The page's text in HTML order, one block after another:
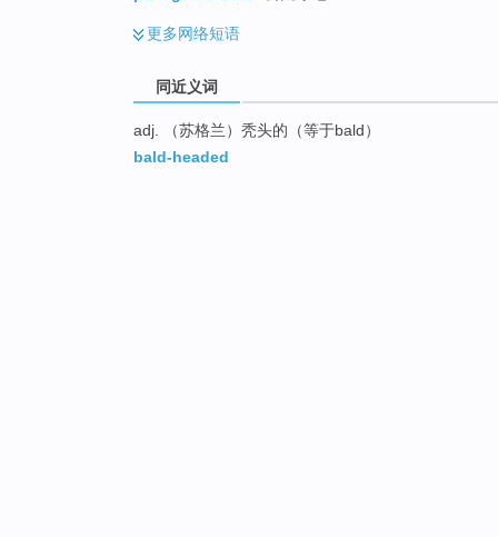
更多网络短语
同近义词
adj. （苏格兰）秃头的（等于bald）
bald-headed